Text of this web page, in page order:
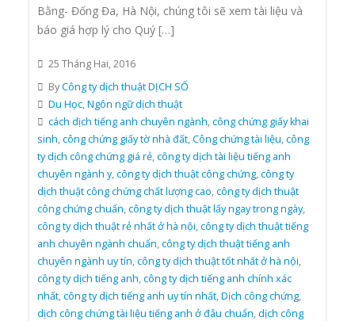
Bằng- Đống Đa, Hà Nội, chúng tôi sẽ xem tài liệu và
báo giá hợp lý cho Quý […]
25 Tháng Hai, 2016
ByCông ty dịch thuật DỊCH SỐ
Du Học,Ngôn ngữ dịch thuật
cách dịch tiếng anh chuyên ngành,công chứng giấy khai
sinh,công chứng giấy tờ nhà đất,Công chứng tài liệu,công
ty dịch công chứng giá rẻ,công ty dịch tài liệu tiếng anh
chuyên ngành y,công ty dịch thuật công chứng,công ty
dịch thuật công chứng chất lượng cao,công ty dịch thuật
công chứng chuẩn,công ty dịch thuật lấy ngay trong ngày,
công ty dịch thuật rẻ nhất ở hà nội,công ty dịch thuật tiếng
anh chuyên ngành chuẩn,công ty dịch thuật tiếng anh
chuyên ngành uy tín,công ty dịch thuật tốt nhất ở hà nội,
công ty dịch tiếng anh,công ty dịch tiếng anh chính xác
nhất,công ty dịch tiếng anh uy tín nhất,Dịch công chứng,
dịch công chứng tài liệu tiếng anh ở đâu chuẩn,dịch công